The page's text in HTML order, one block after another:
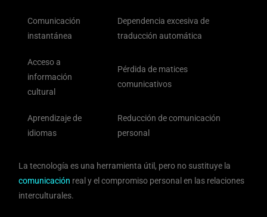
Comunicación
instantánea
Dependencia excesiva de
traducción automática
Acceso a
información
cultural
Pérdida de matices
comunicativos
Aprendizaje de
idiomas
Reducción de comunicación
personal
La tecnología es una herramienta útil, pero no sustituye la
comunicación real y el compromiso personal en las relaciones
interculturales.